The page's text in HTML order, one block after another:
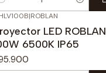
|ROBLAN
LED ROBLAN
6500K IP65